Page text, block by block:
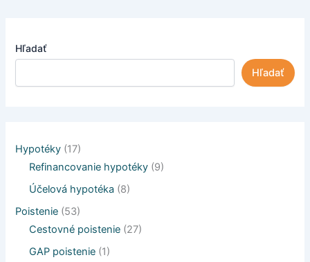
Hľadať
Hľadať
Hypotéky (17)
Refinancovanie hypotéky (9)
Účelová hypotéka (8)
Poistenie (53)
Cestovné poistenie (27)
GAP poistenie (1)